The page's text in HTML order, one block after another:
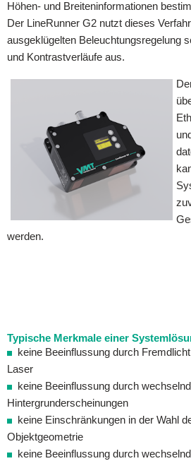
Höhen- und Breiteninformationen
Der LineRunner G2 nutzt dieses
ausgeklügelten Beleuchtungsregelung
und Kontrastverläufe aus.
werden.
Typische Merkmale einer
keine Beeinflussung durch
Laser
keine Beeinflussung durch
Hintergrunderscheinungen
keine Einschränkungen in der Wahl
Objektgeometrie
keine Beeinflussung durch